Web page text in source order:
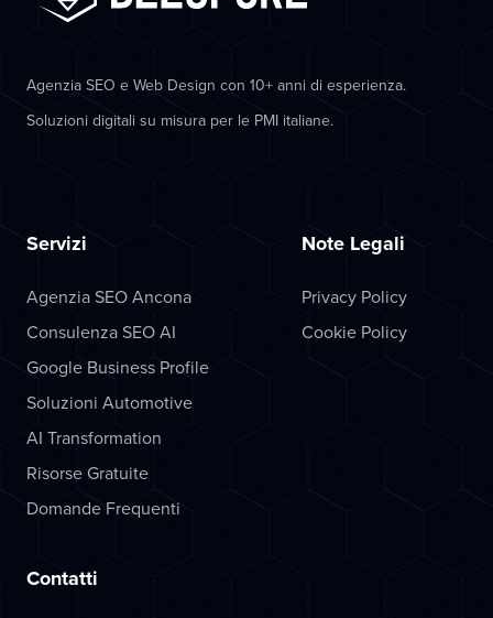
Agenzia SEO e Web Design con 10+ anni di esperienza.
Soluzioni digitali su misura per le PMI italiane.
Servizi
Agenzia SEO Ancona
Consulenza SEO AI
Google Business Profile
Soluzioni Automotive
AI Transformation
Risorse Gratuite
Domande Frequenti
Note Legali
Privacy Policy
Cookie Policy
Contatti